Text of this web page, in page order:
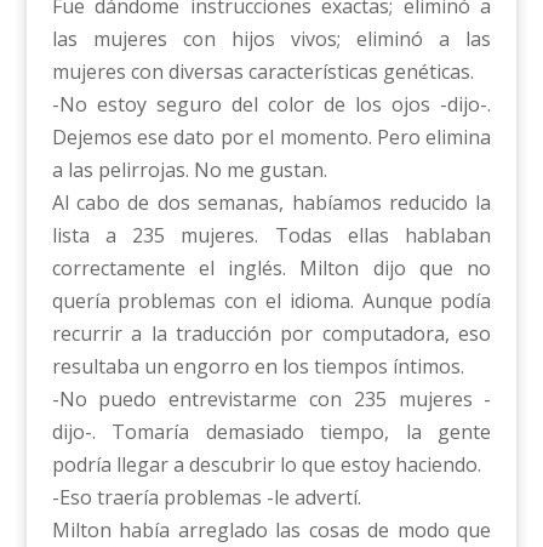
Fue dándome instrucciones exactas; eliminó a
las mujeres con hijos vivos; eliminó a las
mujeres con diversas características genéticas.
-No estoy seguro del color de los ojos -dijo-.
Dejemos ese dato por el momento. Pero elimina
a las pelirrojas. No me gustan.
Al cabo de dos semanas, habíamos reducido la
lista a 235 mujeres. Todas ellas hablaban
correctamente el inglés. Milton dijo que no
quería problemas con el idioma. Aunque podía
recurrir a la traducción por computadora, eso
resultaba un engorro en los tiempos íntimos.
-No puedo entrevistarme con 235 mujeres -
dijo-. Tomaría demasiado tiempo, la gente
podría llegar a descubrir lo que estoy haciendo.
-Eso traería problemas -le advertí.
Milton había arreglado las cosas de modo que